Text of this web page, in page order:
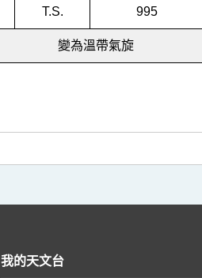
T.S. 995
變為溫帶氣旋
我的天文台